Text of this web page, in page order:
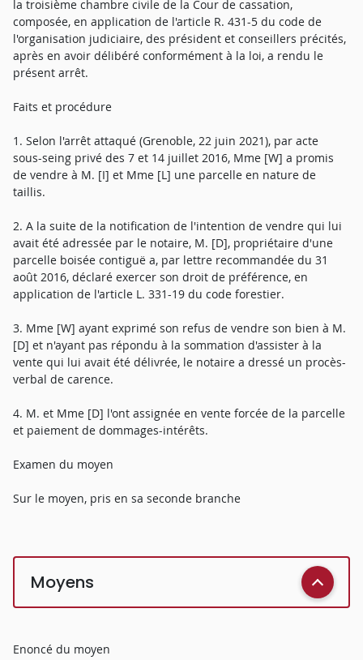
la troisième chambre civile de la Cour de cassation,
composée, en application de l'article R. 431-5 du code de
l'organisation judiciaire, des président et conseillers précités,
après en avoir délibéré conformément à la loi, a rendu le
présent arrêt.
Faits et procédure
1. Selon l'arrêt attaqué (Grenoble, 22 juin 2021), par acte
sous-seing privé des 7 et 14 juillet 2016, Mme [W] a promis
de vendre à M. [I] et Mme [L] une parcelle en nature de
taillis.
2. A la suite de la notification de l'intention de vendre qui lui
avait été adressée par le notaire, M. [D], propriétaire d'une
parcelle boisée contiguë a, par lettre recommandée du 31
août 2016, déclaré exercer son droit de préférence, en
application de l'article L. 331-19 du code forestier.
3. Mme [W] ayant exprimé son refus de vendre son bien à M.
[D] et n'ayant pas répondu à la sommation d'assister à la
vente qui lui avait été délivrée, le notaire a dressé un procès-
verbal de carence.
4. M. et Mme [D] l'ont assignée en vente forcée de la parcelle
et paiement de dommages-intérêts.
Examen du moyen
Sur le moyen, pris en sa seconde branche
Moyens
Enoncé du moyen